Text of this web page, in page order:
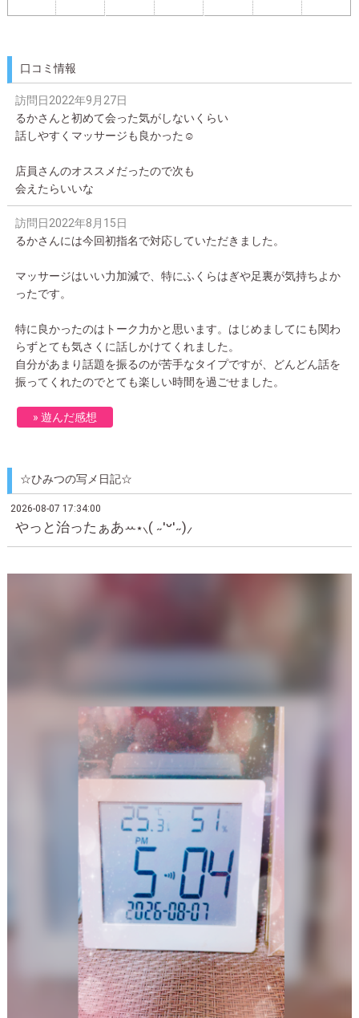
口コミ情報
訪問日 2022年9月27日
るかさんと初めて会った気がしないくらい
話しやすくマッサージも良かった☺️
店員さんのオススメだったので次も
会えたらいいな
訪問日 2022年8月15日
るかさんには今回初指名で対応していただきました。
マッサージはいい力加減で、特にふくらはぎや足裏が気持ちよか
ったです。
特に良かったのはトーク力かと思います。はじめましてにも関わ
らずとても気さくに話しかけてくれました。
自分があまり話題を振るのが苦手なタイプですが、どんどん話を
振ってくれたのでとても楽しい時間を過ごせました。
遊んだ感想
やっと治ったぁあꕀ⋆⸜( ˶'ᵕ'˶)⸝
2026-08-07 17:34:00